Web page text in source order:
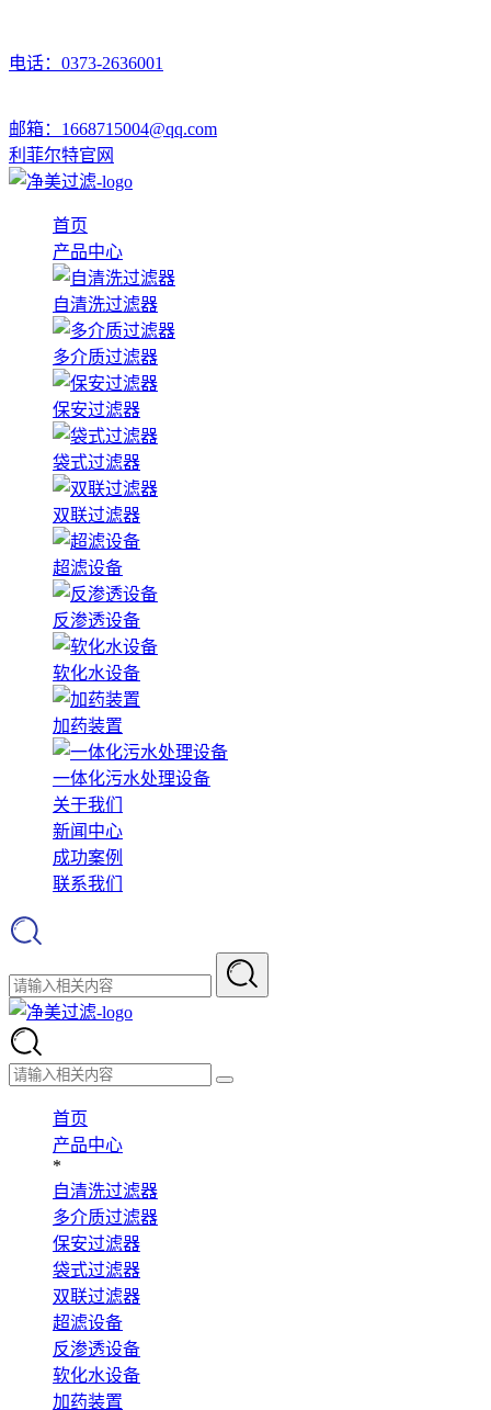
电话：0373-2636001
邮箱：1668715004@qq.com
利菲尔特官网
首页
产品中心
自清洗过滤器
多介质过滤器
保安过滤器
袋式过滤器
双联过滤器
超滤设备
反渗透设备
软化水设备
加药装置
一体化污水处理设备
关于我们
新闻中心
成功案例
联系我们
首页
产品中心
*
自清洗过滤器
多介质过滤器
保安过滤器
袋式过滤器
双联过滤器
超滤设备
反渗透设备
软化水设备
加药装置